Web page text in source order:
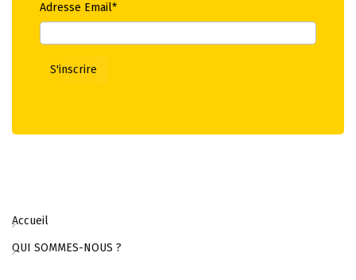
Adresse Email*
Accueil
QUI SOMMES-NOUS ?